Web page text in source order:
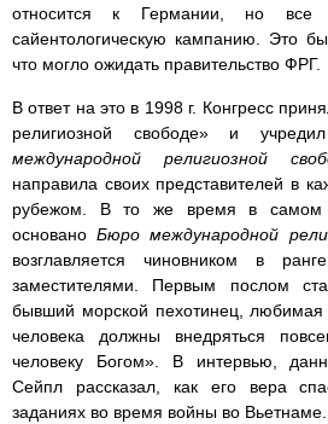
относится к Германии, но все
сайентологическую кампанию. Это
что могло ожидать правительство ФРГ.
В ответ на это в 1998 г. Конгресс
религиозной свободе» и
международной религиозной
направила своих представителей в
рубежом. В то же время в самом
основаноБюро международной
возглавляется чиновником в
заместителями. Первым послом
бывший морской пехотинец, любимая
человека должны внедряться
человеку Богом». В интервью,
Сейпл рассказал, как его вера
заданиях во время войны во Вьетнаме.